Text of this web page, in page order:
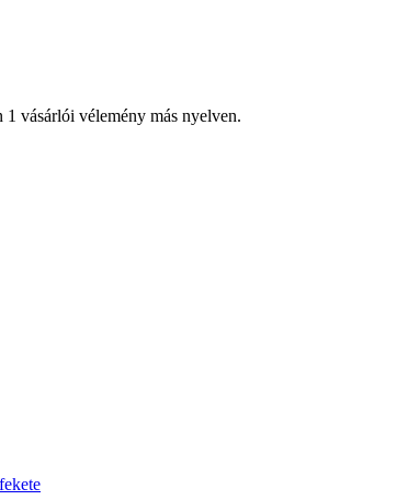
vásárlói vélemény más nyelven.